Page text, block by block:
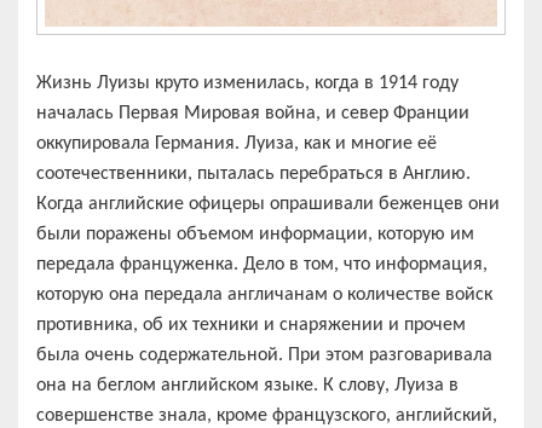
Жизнь Луизы круто изменилась, когда в 1914 году
началась Первая Мировая война, и север Франции
оккупировала Германия. Луиза, как и многие её
соотечественники, пыталась перебраться в Англию.
Когда английские офицеры опрашивали беженцев они
были поражены объемом информации, которую им
передала француженка. Дело в том, что информация,
которую она передала англичанам о количестве войск
противника, об их техники и снаряжении и прочем
была очень содержательной. При этом разговаривала
она на беглом английском языке. К слову, Луиза в
совершенстве знала, кроме французского, английский,